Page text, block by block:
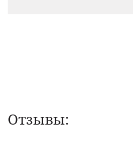
Отзывы: